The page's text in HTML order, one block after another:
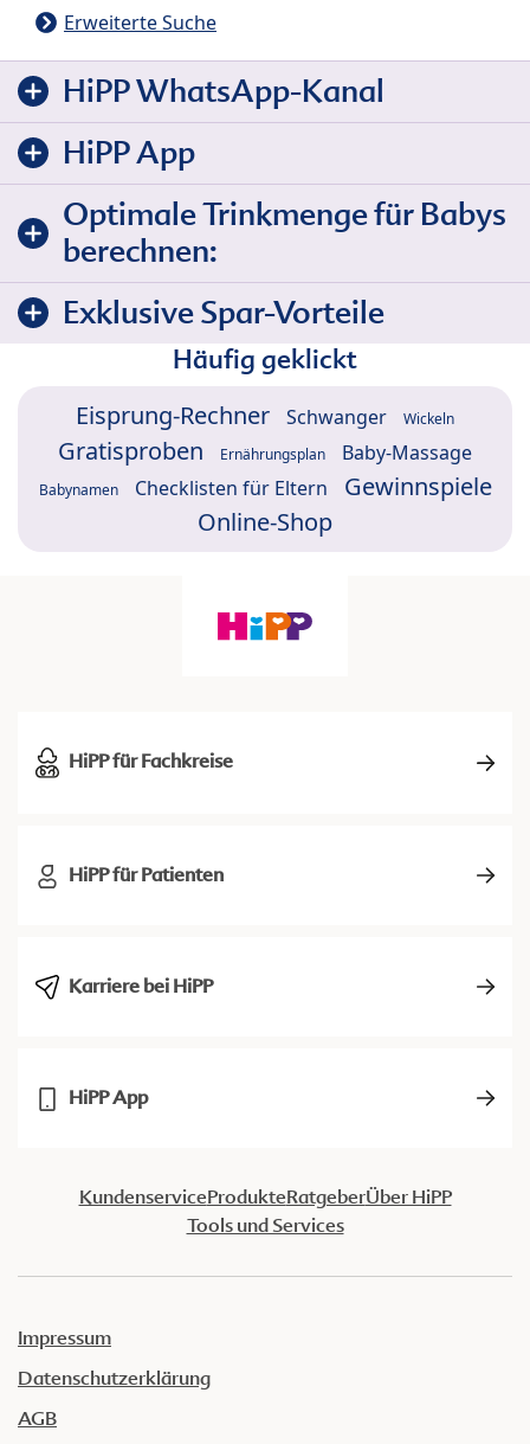
Erweiterte Suche
HiPP WhatsApp-Kanal
HiPP App
Optimale Trinkmenge für Babys
berechnen:
Exklusive Spar-Vorteile
Häufig geklickt
Eisprung-Rechner Schwanger Wickeln
Gratisproben Ernährungsplan Baby-Massage
Babynamen Checklisten für Eltern
Gewinnspiele
Online-Shop
HiPP für Fachkreise
HiPP für Patienten
Karriere bei HiPP
HiPP App
KundenserviceProdukteRatgeberÜber HiPP
Tools und Services
Impressum
Datenschutzerklärung
AGB